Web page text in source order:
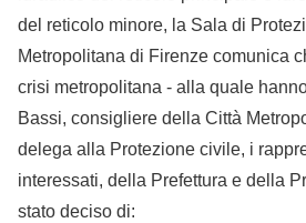
del reticolo minore, la Sala di
Metropolitana di Firenze comunica
crisi metropolitana - alla quale
Bassi, consigliere della Città
delega alla Protezione civile, i
interessati, della Prefettura e della
stato deciso di: